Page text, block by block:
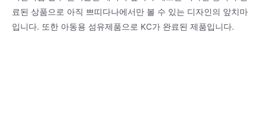
료된 상품으로 아직 쁘띠다나에서만 볼 수 있는 디자인의 앞치마
입니다. 또한 아동용 섬유제품으로 KC가 완료된 제품입니다.